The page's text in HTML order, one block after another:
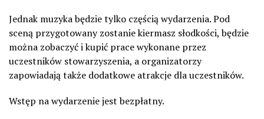
Jednak muzyka będzie tylko częścią wydarzenia. Pod
sceną przygotowany zostanie kiermasz słodkości, będzie
można zobaczyć i kupić prace wykonane przez
uczestników stowarzyszenia, a organizatorzy
zapowiadają także dodatkowe atrakcje dla uczestników.
Wstęp na wydarzenie jest bezpłatny.